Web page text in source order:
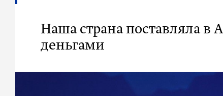
Наша страна поставляла
деньгами